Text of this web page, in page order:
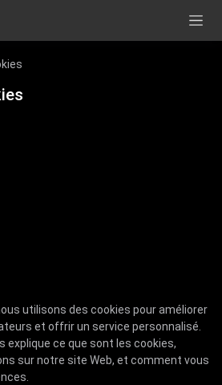
utilisons des cookies pour améliorer
et offrir un service personnalisé.
explique ce que sont les cookies,
sur notre site Web, et comment vous